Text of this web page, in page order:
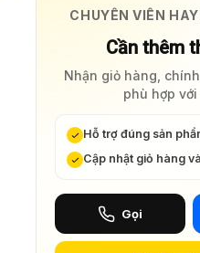
CHUYÊN VIÊN
Cần thêm
Nhận giỏ hàng,
phù hợp
Hỗ trợ đúng sản
Cập nhật giỏ hàng
Gọi